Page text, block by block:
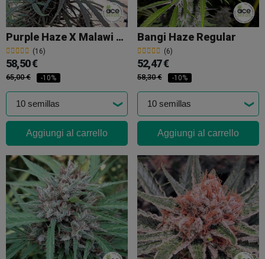
Purple Haze X Malawi Regolare
(16)
58,50 €
65,00 € -10%
Aggiungi al carrello
Bangi Haze Regular
(6)
52,47 €
58,30 € -10%
Aggiungi al carrello